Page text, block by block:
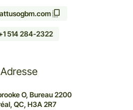
514 284-2322
Adresse
O, Bureau 2200
QC, H3A 2R7